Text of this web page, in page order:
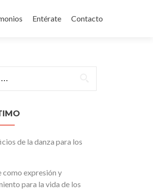
Entérate Contacto
de la danza para los
como expresión y
para la vida de los